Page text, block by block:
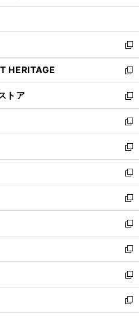
開
ン
ウ
で
開
く
ウ
ン
ド
ウ
で
開
く
新
し
い
ウ
ィ
ン
ド
ウ
で
開
く
HERITAGE
新
し
い
ウ
ィ
ン
ド
ウ
で
開
く
トア
新
し
い
ウ
ィ
ン
ド
ウ
で
開
く
新
し
い
ウ
ィ
ン
ド
ウ
で
開
く
新
し
い
ウ
ィ
ン
ド
ウ
で
開
く
新
し
い
ウ
ィ
ン
ド
ウ
で
開
く
新
し
い
ウ
ィ
ン
ド
ウ
で
開
新
し
い
ウ
ィ
ン
ド
ウ
新
し
い
ウ
ィ
ン
新
し
い
新